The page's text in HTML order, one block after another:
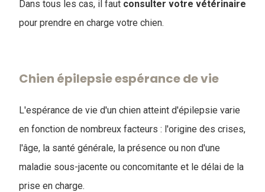
Dans tous les cas, il faut consulter votre vétérinaire
pour prendre en charge votre chien.
Chien épilepsie espérance de vie
L'espérance de vie d'un chien atteint d'épilepsie varie
en fonction de nombreux facteurs : l'origine des crises,
l'âge, la santé générale, la présence ou non d'une
maladie sous-jacente ou concomitante et le délai de la
prise en charge.